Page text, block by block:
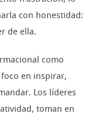
con honestidad:
de ella.
como
en inspirar,
Los líderes
toman en